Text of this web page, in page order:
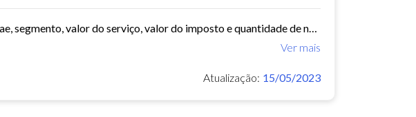
arquivo com data, bairro, cnae, descrição do cnae, segmento, valor do serviço, valor do imposto e quantidade de notas. Série histórica desde 2015. Vide dashboard no site do...
Ver mais
Atualização: 15/05/2023